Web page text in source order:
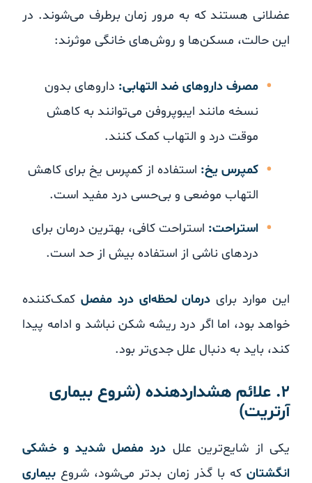
عضلانی هستند که به مرور زمان برطرف می‌شوند. در
این حالت، مسکن‌ها و روش‌های خانگی موثرند:
مصرف داروهای ضد التهابی:داروهای بدون
نسخه مانند ایبوپروفن می‌توانند به کاهش
موقت درد و التهاب کمک کنند.
کمپرس یخ:استفاده از کمپرس یخ برای کاهش
التهاب موضعی و بی‌حسی درد مفید است.
استراحت:استراحت کافی، بهترین درمان برای
دردهای ناشی از استفاده بیش از حد است.
این موارد برایدرمان لحظه‌ای درد مفصلکمک‌کننده
خواهد بود، اما اگر درد ریشه شکن نباشد و ادامه پیدا
کند، باید به دنبال علل جدی‌تر بود.
۲. علائم هشداردهنده (شروع بیماری
آرتریت)
یکی از شایع‌ترین عللدرد مفصل شدید و خشکی
انگشتانکه با گذر زمان بدتر می‌شود، شروعبیماری